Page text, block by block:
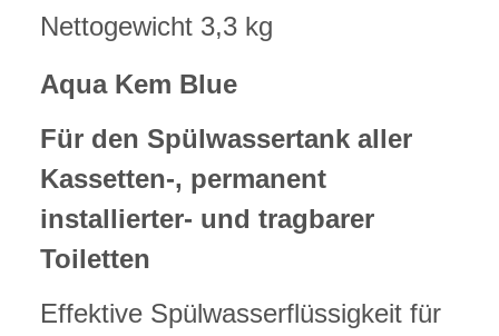
Nettogewicht 3,3 kg
Aqua Kem Blue
Für den Spülwassertank aller
Kassetten-, permanent
installierter- und tragbarer
Toiletten
Effektive Spülwasserflüssigkeit für